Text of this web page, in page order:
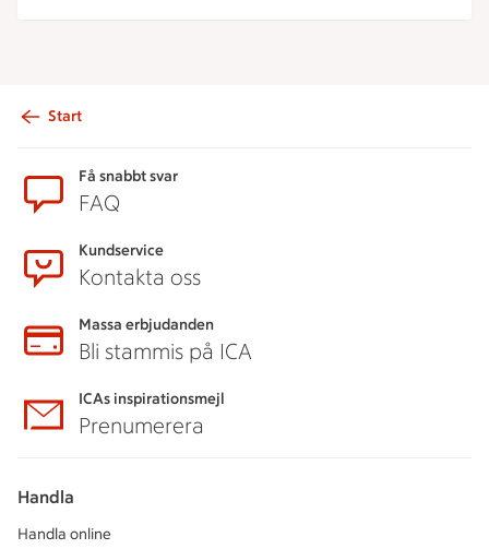
Start
Få snabbt svar
FAQ
Kundservice
Kontakta oss
Massa erbjudanden
Bli stammis på ICA
ICAs inspirationsmejl
Prenumerera
Handla
Handla online